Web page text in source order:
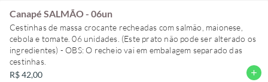
Canapé SALMÃO - 06un
Cestinhas de massa crocante recheadas com salmão, maionese,
cebola e tomate. 06 unidades. (Este prato não pode ser alterado os
ingredientes) - OBS: O recheio vai em embalagem separado das
cestinhas.
R$ 42,00
add